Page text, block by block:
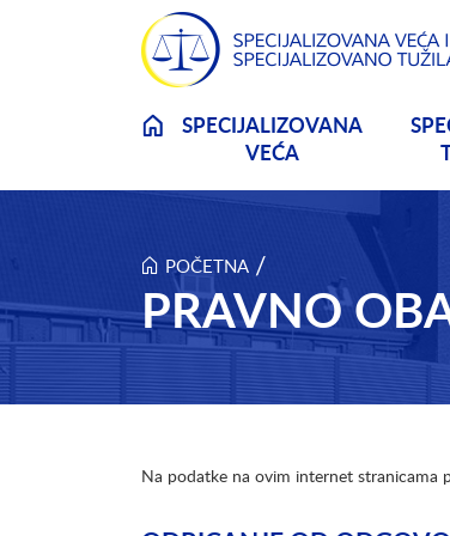
Skip to main content
SPECIJALIZOVANA
VEĆA
POČETNA /
PRAVNO
Na podatke na ovim internet stranicama